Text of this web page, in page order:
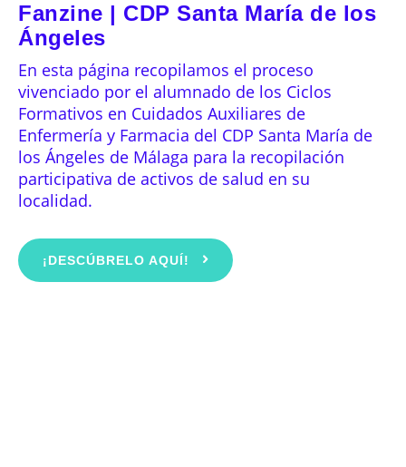
Fanzine | CDP Santa María de los
Ángeles
En esta página recopilamos el proceso
vivenciado por el alumnado de los Ciclos
Formativos en Cuidados Auxiliares de
Enfermería y Farmacia del CDP Santa María de
los Ángeles de Málaga para la recopilación
participativa de activos de salud en su
localidad.
¡DESCÚBRELO AQUÍ!